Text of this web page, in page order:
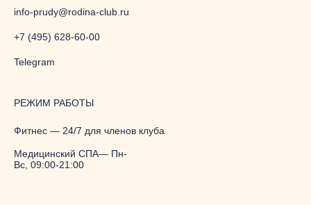
+7 (495) 628-60-00
info-prudy@rodina-club.ru
Telegram
Фитнес — 24/7 для членов клуба
Медицинский СПА— Пн-
Вс, 09:00-21:00
РЕЖИМ РАБОТЫ